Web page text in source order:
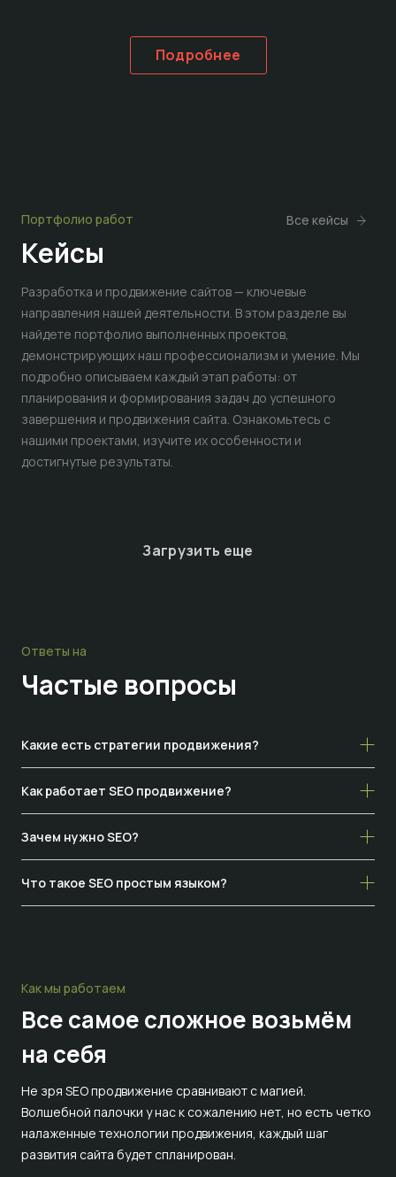
Подробнее
Портфолио работ
Кейсы
Все кейсы
Разработка и продвижение сайтов — ключевые
направления нашей деятельности. В этом разделе вы
найдете портфолио выполненных проектов,
демонстрирующих наш профессионализм и умение. Мы
подробно описываем каждый этап работы: от
планирования и формирования задач до успешного
завершения и продвижения сайта. Ознакомьтесь с
нашими проектами, изучите их особенности и
достигнутые результаты.
Загрузить еще
Ответы на
Частые вопросы
Какие есть стратегии продвижения?
Как работает SEO продвижение?
Зачем нужно SEO?
Что такое SEO простым языком?
Как мы работаем
Все самое сложное возьмём
на себя
Не зря SEO продвижение сравнивают с магией.
Волшебной палочки у нас к сожалению нет, но есть четко
налаженные технологии продвижения, каждый шаг
развития сайта будет спланирован.